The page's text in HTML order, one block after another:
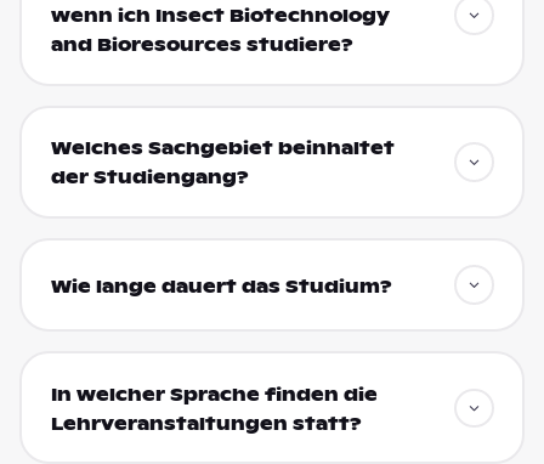
wenn ich Insect Biotechnology
and Bioresources studiere?
Welches Sachgebiet beinhaltet
der Studiengang?
Wie lange dauert das Studium?
In welcher Sprache finden die
Lehrveranstaltungen statt?